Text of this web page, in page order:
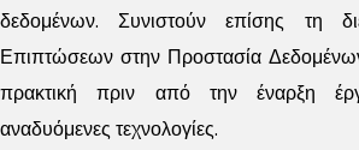
δεδομένων. Συνιστούν επίσης τη
Επιπτώσεων στην Προστασία
πρακτική πριν από την έναρξη
αναδυόμενες τεχνολογίες.